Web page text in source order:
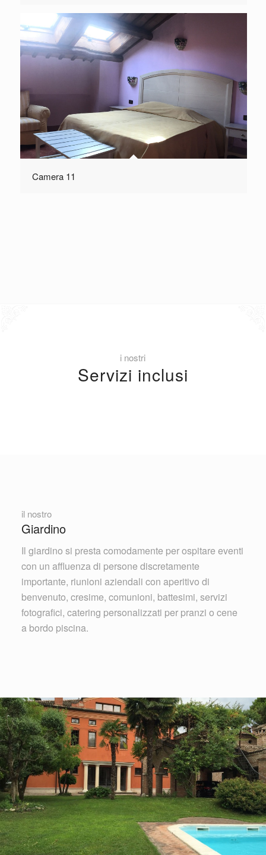
Camera 11
i nostri
Servizi inclusi
il nostro
Giardino
Il giardino si presta comodamente per ospitare eventi
con un affluenza di persone discretamente
importante, riunioni aziendali con aperitivo di
benvenuto, cresime, comunioni, battesimi, servizi
fotografici, catering personalizzati per pranzi o cene
a bordo piscina.